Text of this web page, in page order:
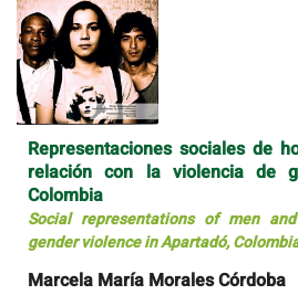
Representaciones sociales de
relación con la violencia de
Colombia
Social representations of men
gender violence in Apartadó,
Marcela María Morales Córdoba